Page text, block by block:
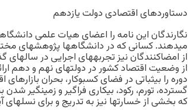
دستاوردهای اقتصادی دولت یازدهم
نگارندگان این نامه را اعضای هیات علمی
می‏دهند. کسانی که در دانشگاه‏ها پژوهش‏های
از امضاکنندگان نیز تجربه‏های اجرایی در سال‏های
از وضعیت اقتصاد کشور در دولت‏های نهم و دهم
دوره را بی‏ثباتی در فضای کسب‏وکار، بحران
گسترده، تورم، رکود، بیکاری فراگیر و زمین‏گیر
که بخشی از خسارت‏ها نیز به تدریج و برای